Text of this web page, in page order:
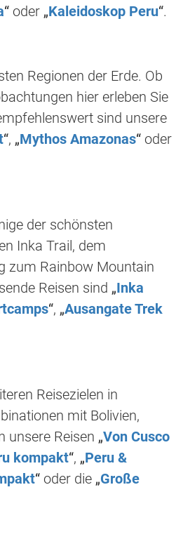
“ oder „Kaleidoskop Peru“.
Regionen der Erde. Ob
hier erleben Sie
sind unsere
“, „Mythos Amazonas“ oder
der schönsten
Inka Trail, dem
zum Rainbow Mountain
Reisen sind „Inka
“, „Ausangate Trek
Reisezielen in
mit Bolivien,
unsere Reisen „Von Cusco
kompakt“, „Peru &
“ oder die „Große